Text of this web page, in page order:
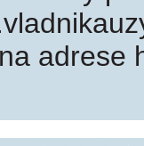
adrese